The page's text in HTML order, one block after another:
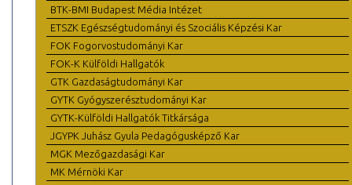
BTK-BMI Budapest Média Intézet
ETSZK Egészségtudományi és Szociális Képzési Kar
FOK Fogorvostudományi Kar
FOK-K Külföldi Hallgatók
GTK Gazdaságtudományi Kar
GYTK Gyógyszerésztudományi Kar
GYTK-Külföldi Hallgatók Titkársága
JGYPK Juhász Gyula Pedagógusképző Kar
MGK Mezőgazdasági Kar
MK Mérnöki Kar